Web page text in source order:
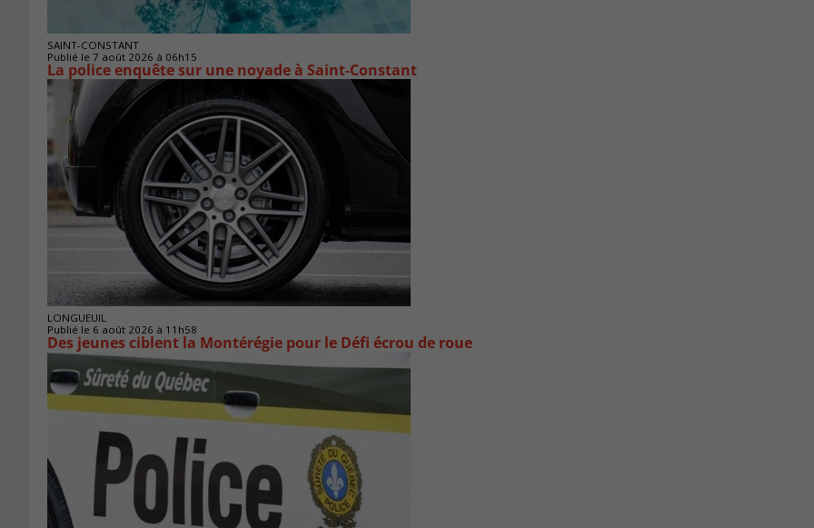
SAINT-CONSTANT
Publié le 7 août 2026 à 06h15
La police enquête sur une noyade à Saint-Constant
LONGUEUIL
Publié le 6 août 2026 à 11h58
Des jeunes ciblent la Montérégie pour le Défi écrou de roue